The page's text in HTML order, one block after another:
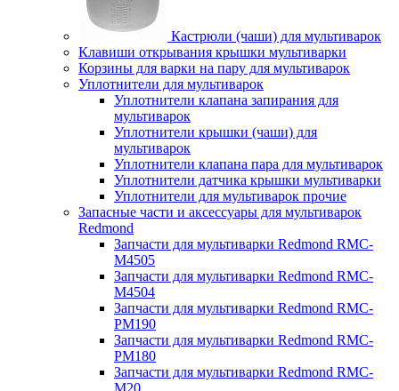
Кастрюли (чаши) для мультиварок
Клавиши открывания крышки мультиварки
Корзины для варки на пару для мультиварок
Уплотнители для мультиварок
Уплотнители клапана запирания для
мультиварок
Уплотнители крышки (чаши) для
мультиварок
Уплотнители клапана пара для мультиварок
Уплотнители датчика крышки мультиварки
Уплотнители для мультиварок прочие
Запасные части и аксессуары для мультиварок
Redmond
Запчасти для мультиварки Redmond RMC-
M4505
Запчасти для мультиварки Redmond RMC-
M4504
Запчасти для мультиварки Redmond RMC-
PM190
Запчасти для мультиварки Redmond RMC-
PM180
Запчасти для мультиварки Redmond RMC-
M20